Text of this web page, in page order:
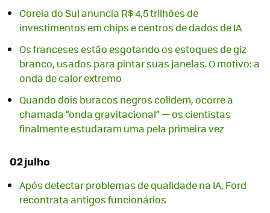
Coreia do Sul anuncia R$ 4,5 trilhões de
investimentos em chips e centros de dados de IA
Os franceses estão esgotando os estoques de giz
branco, usados para pintar suas janelas. O motivo: a
onda de calor extremo
Quando dois buracos negros colidem, ocorre a
chamada “onda gravitacional” — os cientistas
finalmente estudaram uma pela primeira vez
02 julho
Após detectar problemas de qualidade na IA, Ford
recontrata antigos funcionários